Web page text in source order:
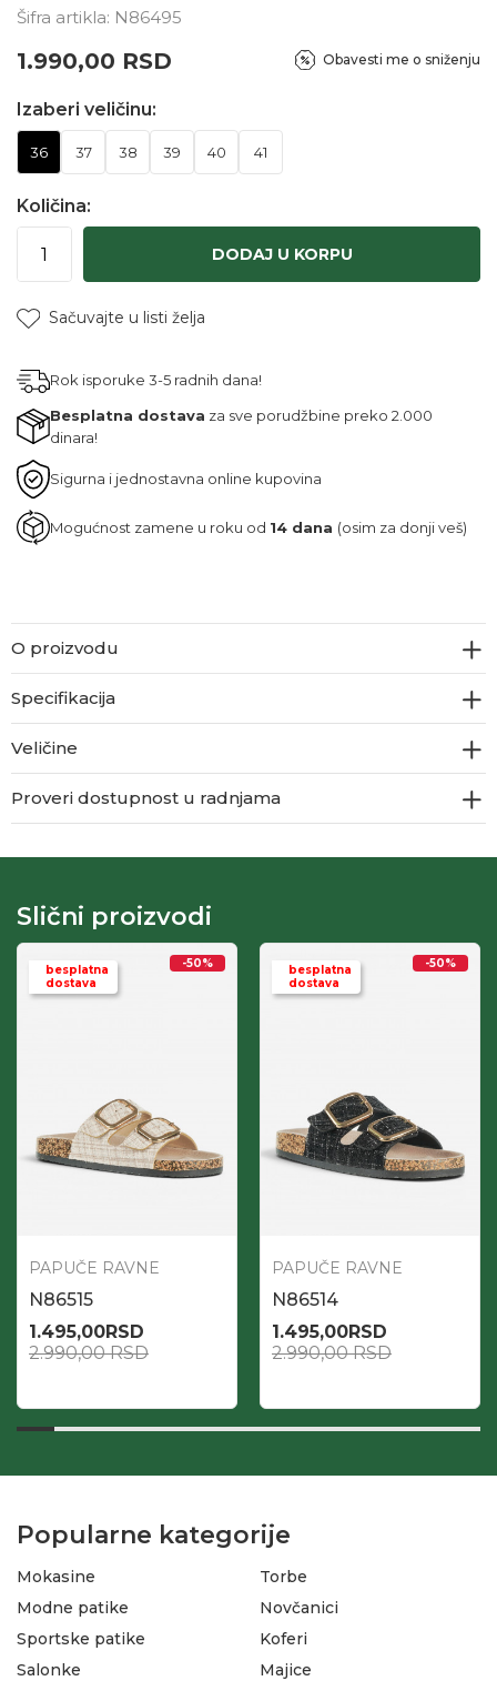
Šifra artikla: N86495
1.990,00 RSD Obavesti me o sniženju
Izaberi veličinu:
36 37 38 39 40 41
Količina:
DODAJ U KORPU
Sačuvajte u listi želja
Rok isporuke 3-5 radnih dana!
Besplatna dostava za sve porudžbine preko 2.000
dinara!
Sigurna i jednostavna online kupovina
Mogućnost zamene u roku od 14 dana (osim za donji veš)
O proizvodu
Specifikacija
Veličine
Proveri dostupnost u radnjama
Slični proizvodi
besplatna
dostava
-50%
PAPUČE RAVNE
N86515
1.495,00RSD
2.990,00RSD
besplatna
dostava
-50%
PAPUČE RAVNE
N86514
1.495,00RSD
2.990,00RSD
Popularne kategorije
Mokasine
Modne patike
Sportske patike
Salonke
Torbe
Novčanici
Koferi
Majice